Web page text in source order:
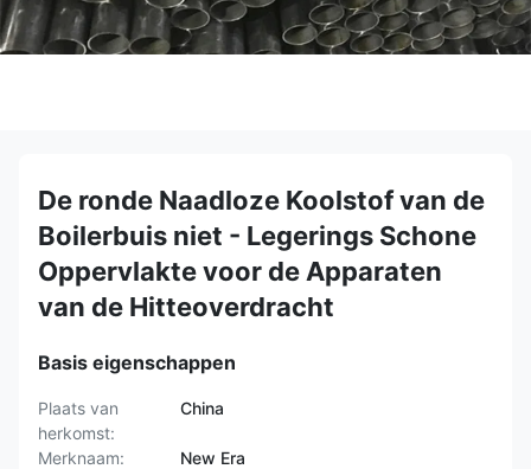
De ronde Naadloze Koolstof van de
Boilerbuis niet - Legerings Schone
Oppervlakte voor de Apparaten
van de Hitteoverdracht
Basis eigenschappen
Plaats van
herkomst:
China
Merknaam:
New Era